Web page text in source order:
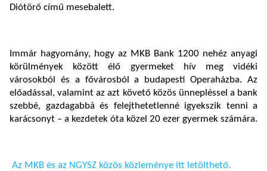
Diótörő című mesebalett.
Immár hagyomány, hogy az MKB Bank 1200 nehéz anyagi
körülmények között élő gyermeket hív meg vidéki
városokból és a fővárosból a budapesti Operaházba. Az
előadással, valamint az azt követő közös ünnepléssel a bank
szebbé, gazdagabbá és felejthetetlenné igyekszik tenni a
karácsonyt – a kezdetek óta közel 20 ezer gyermek számára.
Az MKB és az NGYSZ közös közleménye itt letölthető.